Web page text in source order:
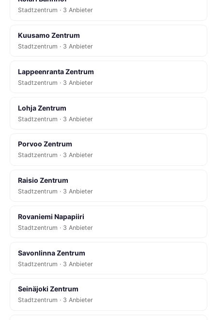
Stadtzentrum · 3 Anbieter
Kuusamo Zentrum
Stadtzentrum · 3 Anbieter
Lappeenranta Zentrum
Stadtzentrum · 3 Anbieter
Lohja Zentrum
Stadtzentrum · 3 Anbieter
Porvoo Zentrum
Stadtzentrum · 3 Anbieter
Raisio Zentrum
Stadtzentrum · 3 Anbieter
Rovaniemi Napapiiri
Stadtzentrum · 3 Anbieter
Savonlinna Zentrum
Stadtzentrum · 3 Anbieter
Seinäjoki Zentrum
Stadtzentrum · 3 Anbieter